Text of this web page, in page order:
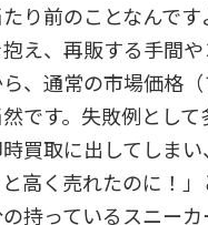
り前のことなんで
え、再販する手間
、通常の市場価格
です。失敗例として
買取に出してしま
高く売れたのに！
持っているスニー